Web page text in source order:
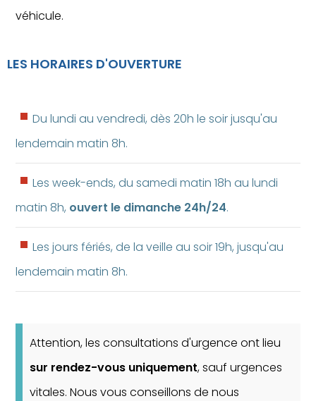
véhicule.
LES HORAIRES D'OUVERTURE
Du lundi au vendredi, dès 20h le soir jusqu'au
lendemain matin 8h.
Les week-ends, du samedi matin 18h au lundi
matin 8h, ouvert le dimanche 24h/24.
Les jours fériés, de la veille au soir 19h, jusqu'au
lendemain matin 8h.
Attention, les consultations d'urgence ont lieu
sur rendez-vous uniquement, sauf urgences
vitales. Nous vous conseillons de nous